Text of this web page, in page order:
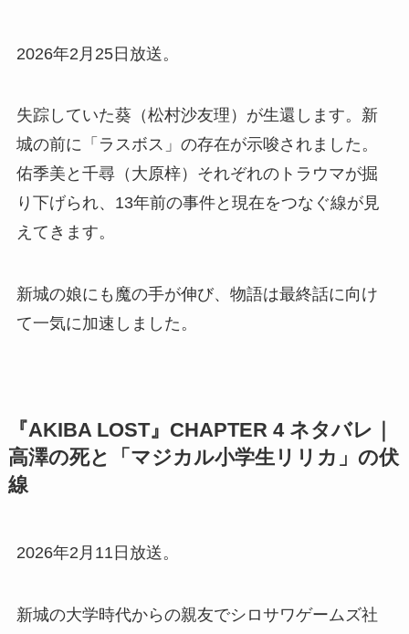
2026年2月25日放送。
失踪していた葵（松村沙友理）が生還します。新
城の前に「ラスボス」の存在が示唆されました。
佑季美と千尋（大原梓）それぞれのトラウマが掘
り下げられ、13年前の事件と現在をつなぐ線が見
えてきます。
新城の娘にも魔の手が伸び、物語は最終話に向け
て一気に加速しました。
『AKIBA LOST』CHAPTER 4 ネタバレ｜
高澤の死と「マジカル小学生リリカ」の伏
線
2026年2月11日放送。
新城の大学時代からの親友でシロサワゲームズ社